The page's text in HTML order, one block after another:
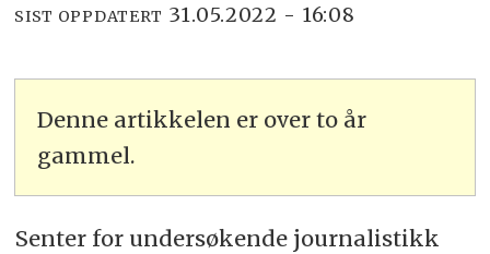
SIST OPPDATERT 31.05.2022 - 16:08
Denne artikkelen er over to år
gammel.
Senter for undersøkende journalistikk